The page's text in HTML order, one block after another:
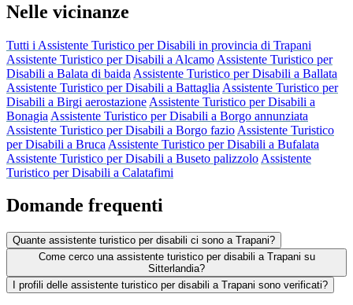
Nelle vicinanze
Tutti i Assistente Turistico per Disabili in provincia di Trapani
Assistente Turistico per Disabili a Alcamo Assistente Turistico per
Disabili a Balata di baida Assistente Turistico per Disabili a Ballata
Assistente Turistico per Disabili a Battaglia Assistente Turistico per
Disabili a Birgi aerostazione Assistente Turistico per Disabili a
Bonagia Assistente Turistico per Disabili a Borgo annunziata
Assistente Turistico per Disabili a Borgo fazio Assistente Turistico
per Disabili a Bruca Assistente Turistico per Disabili a Bufalata
Assistente Turistico per Disabili a Buseto palizzolo Assistente
Turistico per Disabili a Calatafimi
Domande frequenti
Quante assistente turistico per disabili ci sono a Trapani?
Come cerco una assistente turistico per disabili a Trapani su
Sitterlandia?
I profili delle assistente turistico per disabili a Trapani sono verificati?